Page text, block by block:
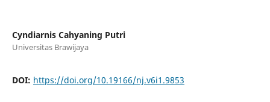
Cyndiarnis Cahyaning Putri
Universitas Brawijaya
DOI: https://doi.org/10.19166/nj.v6i1.9853